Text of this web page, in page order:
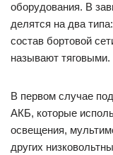
оборудования. В
делятся на два
состав бортовой
называют тяговыми.
В первом случае
АКБ, которые
освещения,
других